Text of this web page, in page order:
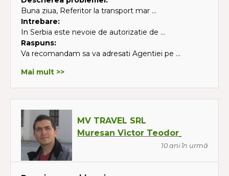
Buna ziua, Referitor la transport mar ...
Intrebare:
In Serbia este nevoie de autorizatie de ...
Raspuns:
Va recomandam sa va adresati Agentiei pe ...
Mai mult >>
MV TRAVEL SRL
Muresan Victor Teodor
10 ani în urmă